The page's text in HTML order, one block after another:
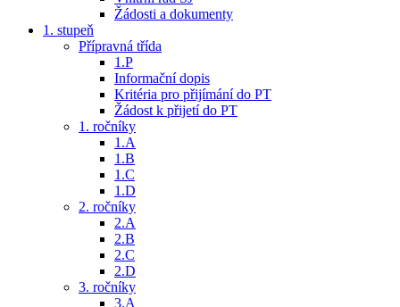
Žádosti a dokumenty
1. stupeň
Přípravná třída
1.P
Informační dopis
Kritéria pro přijímání do PT
Žádost k přijetí do PT
1. ročníky
1.A
1.B
1.C
1.D
2. ročníky
2.A
2.B
2.C
2.D
3. ročníky
3.A